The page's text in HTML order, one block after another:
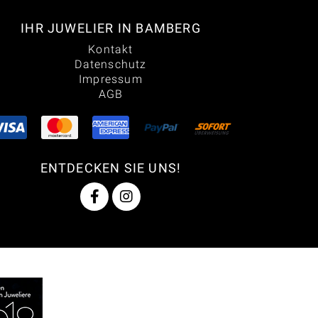
IHR JUWELIER IN BAMBERG
Kontakt
Datenschutz
Impressum
AGB
ENTDECKEN SIE UNS!